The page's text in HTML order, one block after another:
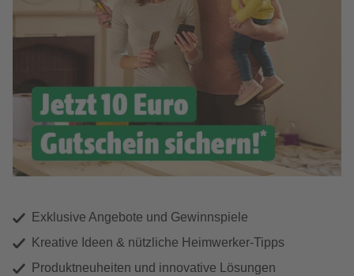
Exklusive Angebote und Gewinnspiele
Kreative Ideen & nützliche Heimwerker-Tipps
Produktneuheiten und innovative Lösungen